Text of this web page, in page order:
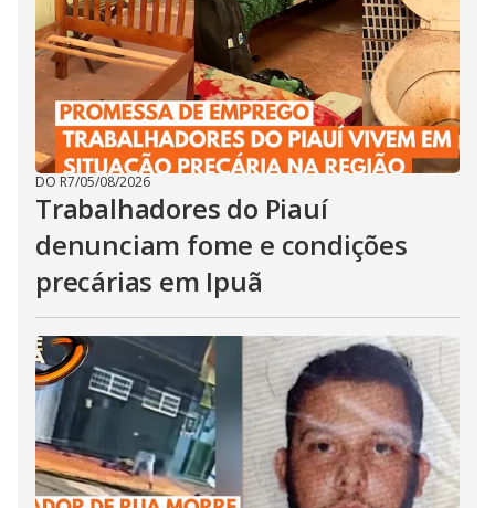
DO R7/05/08/2026
Trabalhadores do Piauí
denunciam fome e condições
precárias em Ipuã